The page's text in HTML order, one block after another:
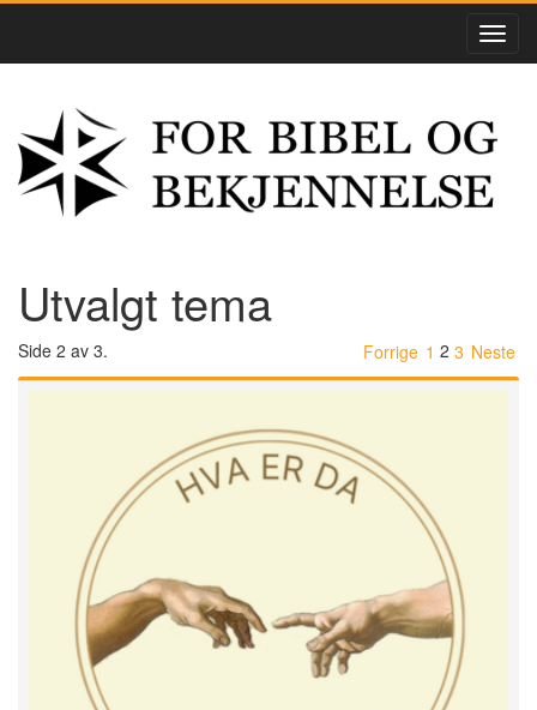
Utvalgt tema
Side 2 av 3. Forrige 1 2 3 Neste